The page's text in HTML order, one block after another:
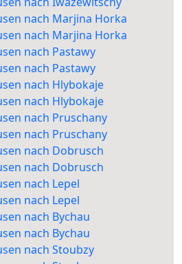
nach Marjina Horka
nach Marjina Horka
nach Pastawy
nach Pastawy
nach Hlybokaje
nach Hlybokaje
nach Pruschany
nach Pruschany
nach Dobrusch
nach Dobrusch
nach Lepel
nach Lepel
nach Bychau
nach Bychau
nach Stoubzy